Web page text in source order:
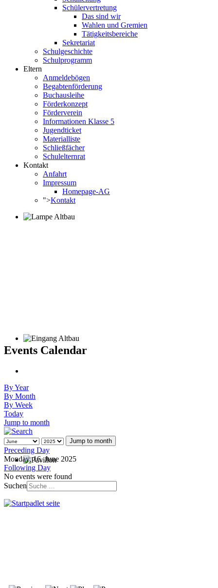
Schülervertretung
Das sind wir
Wahlen und Gremien
Tätigkeitsbereiche
Sekretariat
Schulgeschichte
Schulprogramm
Eltern
Anmeldebögen
Begabtenförderung
Buchausleihe
Förderkonzept
Förderverein
Informationen Klasse 5
Jugendticket
Materialliste
Schließfächer
Schulelternrat
Kontakt
Anfahrt
Impressum
Homepage-AG
">Kontakt
Events Calendar
By Year
By Month
By Week
Today
Jump to month
Jump to month
Preceding Day
Monday, 16. June 2025
Following Day
No events were found
Suchen